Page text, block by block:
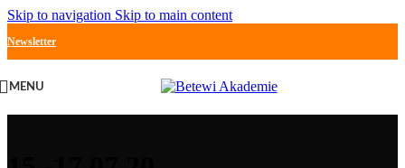
Skip to navigation Skip to main content
Newsletter
MENU